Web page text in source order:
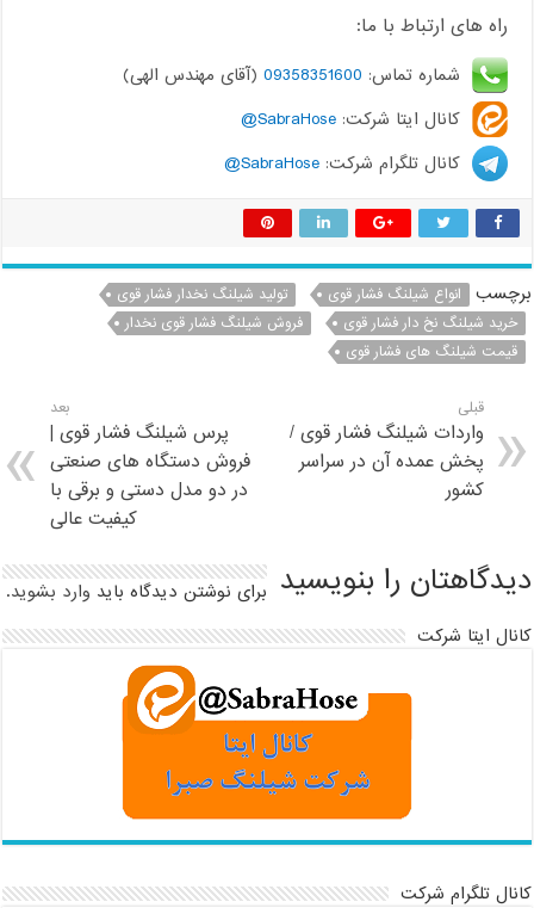
راه های ارتباط با ما:
شماره تماس: 09358351600 (آقای مهندس الهی)
کانال ایتا شرکت:SabraHose@
کانال تلگرام شرکت:SabraHose@
برچسب انواع شیلنگ فشار قوی
تولید شیلنگ نخدار فشار قوی
خرید شیلنگ نخ دار فشار قوی
فروش شیلنگ فشار قوی نخدار
قیمت شیلنگ های فشار قوی
قبلی
واردات شیلنگ فشار قوی /
پخش عمده آن در سراسر
کشور
بعد
پرس شیلنگ فشار قوی |
فروش دستگاه های صنعتی
در دو مدل دستی و برقی با
کیفیت عالی
دیدگاهتان را بنویسید برای نوشتن دیدگاه باید وارد بشوید.
کانال ایتا شرکت
کانال تلگرام شرکت